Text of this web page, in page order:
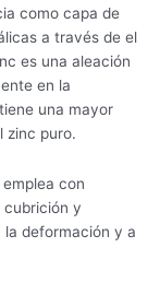
como capa de
a través de el
es una aleación
en la
una mayor
zinc puro.
con
y
deformación y a